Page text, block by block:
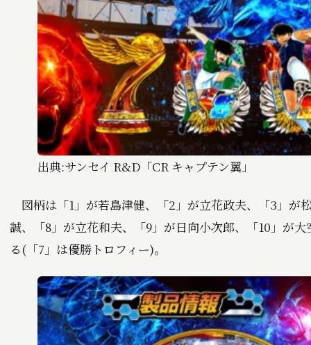
出典:サンセイ R&D「CR キャプテン翼」
図柄は「1」が若島津健、「2」が立花政夫、「3」が
誠、「8」が立花和夫、「9」が日向小次郎、「10」が
る(「7」は優勝トロフィー)。